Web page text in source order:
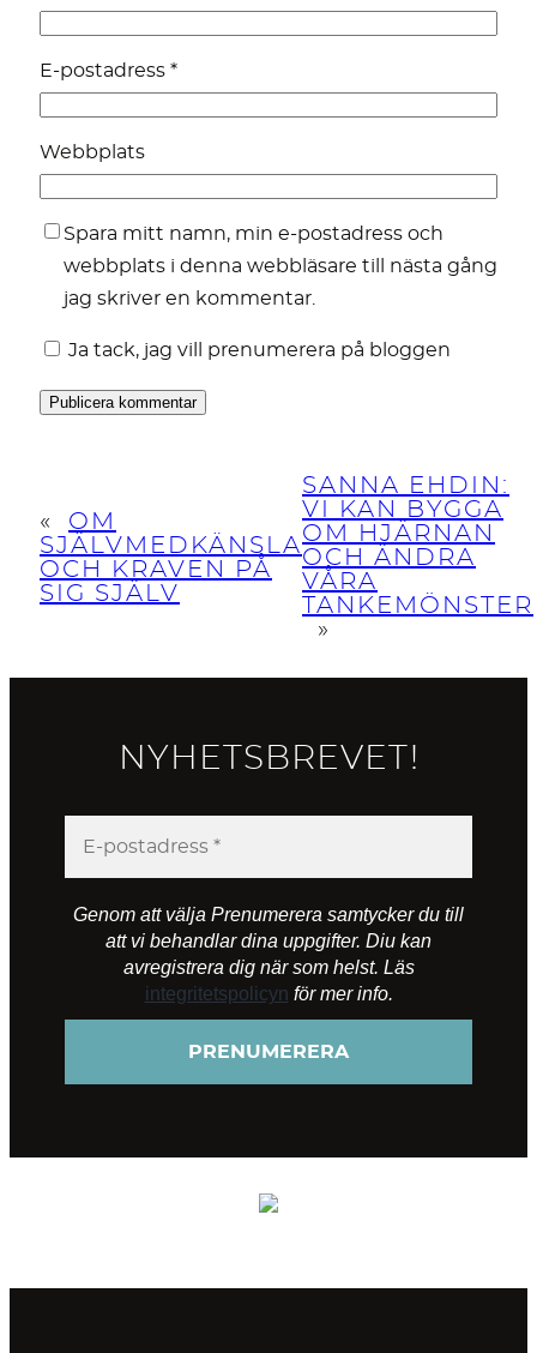
E-postadress *
Webbplats
Spara mitt namn, min e-postadress och
webbplats i denna webbläsare till nästa gång
jag skriver en kommentar.
Ja tack, jag vill prenumerera på bloggen
«
OM
SJÄLVMEDKÄNSLA
OCH KRAVEN PÅ
SIG SJÄLV
SANNA EHDIN:
VI KAN BYGGA
OM HJÄRNAN
OCH ÄNDRA
VÅRA
TANKEMÖNSTER
»
NYHETSBREVET!
Genom att välja Prenumerera samtycker du till
att vi behandlar dina uppgifter. Diu kan
avregistrera dig när som helst. Läs
integritetspolicyn för mer info.